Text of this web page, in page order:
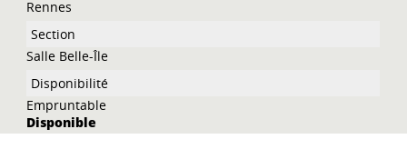
Rennes
Salle Belle-Île
Empruntable
Disponible